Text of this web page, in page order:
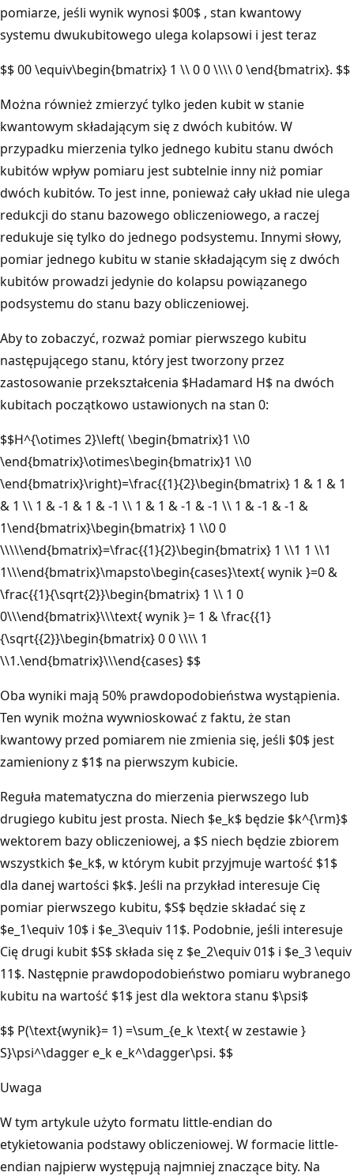
pomiarze, jeśli wynik wynosi $00$ , stan kwantowy
systemu dwukubitowego ulega kolapsowi i jest teraz
$$ 00 \equiv\begin{bmatrix} 1 \\ 0 0 \\\\ 0 \end{bmatrix}. $$
Można również zmierzyć tylko jeden kubit w stanie
kwantowym składającym się z dwóch kubitów. W
przypadku mierzenia tylko jednego kubitu stanu dwóch
kubitów wpływ pomiaru jest subtelnie inny niż pomiar
dwóch kubitów. To jest inne, ponieważ cały układ nie ulega
redukcji do stanu bazowego obliczeniowego, a raczej
redukuje się tylko do jednego podsystemu. Innymi słowy,
pomiar jednego kubitu w stanie składającym się z dwóch
kubitów prowadzi jedynie do kolapsu powiązanego
podsystemu do stanu bazy obliczeniowej.
Aby to zobaczyć, rozważ pomiar pierwszego kubitu
następującego stanu, który jest tworzony przez
zastosowanie przekształcenia $Hadamard H$ na dwóch
kubitach początkowo ustawionych na stan 0:
$$H^{\otimes 2}\left( \begin{bmatrix}1 \\0
\end{bmatrix}\otimes\begin{bmatrix}1 \\0
\end{bmatrix}\right)=\frac{{1}{2}\begin{bmatrix} 1 & 1 & 1
& 1 \\ 1 & -1 & 1 & -1 \\ 1 & 1 & -1 & -1 \\ 1 & -1 & -1 &
1\end{bmatrix}\begin{bmatrix} 1 \\0 0
\\\\\end{bmatrix}=\frac{{1}{2}\begin{bmatrix} 1 \\1 1 \\1
1\\\end{bmatrix}\mapsto\begin{cases}\text{ wynik }=0 &
\frac{{1}{\sqrt{2}}\begin{bmatrix} 1 \\ 1 0
0\\\end{bmatrix}\\\text{ wynik }= 1 & \frac{{1}
{\sqrt{{2}}\begin{bmatrix} 0 0 \\\\ 1
\\1.\end{bmatrix}\\\end{cases} $$
Oba wyniki mają 50% prawdopodobieństwa wystąpienia.
Ten wynik można wywnioskować z faktu, że stan
kwantowy przed pomiarem nie zmienia się, jeśli $0$ jest
zamieniony z $1$ na pierwszym kubicie.
Reguła matematyczna do mierzenia pierwszego lub
drugiego kubitu jest prosta. Niech $e_k$ będzie $k^{\rm}$
wektorem bazy obliczeniowej, a $S niech będzie zbiorem
wszystkich $e_k$, w którym kubit przyjmuje wartość $1$
dla danej wartości $k$. Jeśli na przykład interesuje Cię
pomiar pierwszego kubitu, $S$ będzie składać się z
$e_1\equiv 10$ i $e_3\equiv 11$. Podobnie, jeśli interesuje
Cię drugi kubit $S$ składa się z $e_2\equiv 01$ i $e_3 \equiv
11$. Następnie prawdopodobieństwo pomiaru wybranego
kubitu na wartość $1$ jest dla wektora stanu $\psi$
$$ P(\text{wynik}= 1) =\sum_{e_k \text{ w zestawie }
S}\psi^\dagger e_k e_k^\dagger\psi. $$
Uwaga
W tym artykule użyto formatu little-endian do
etykietowania podstawy obliczeniowej. W formacie little-
endian najpierw występują najmniej znaczące bity. Na